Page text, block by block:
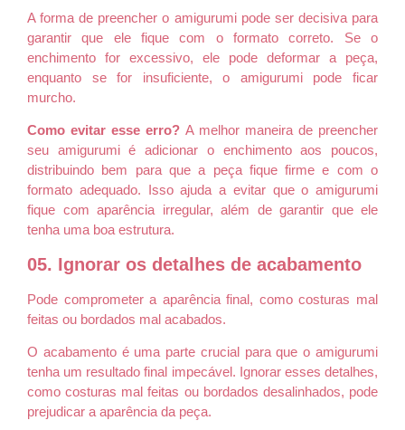
A forma de preencher o amigurumi pode ser decisiva para
garantir que ele fique com o formato correto. Se o
enchimento for excessivo, ele pode deformar a peça,
enquanto se for insuficiente, o amigurumi pode ficar
murcho.
Como evitar esse erro? A melhor maneira de preencher
seu amigurumi é adicionar o enchimento aos poucos,
distribuindo bem para que a peça fique firme e com o
formato adequado. Isso ajuda a evitar que o amigurumi
fique com aparência irregular, além de garantir que ele
tenha uma boa estrutura.
05. Ignorar os detalhes de acabamento
Pode comprometer a aparência final, como costuras mal
feitas ou bordados mal acabados.
O acabamento é uma parte crucial para que o amigurumi
tenha um resultado final impecável. Ignorar esses detalhes,
como costuras mal feitas ou bordados desalinhados, pode
prejudicar a aparência da peça.